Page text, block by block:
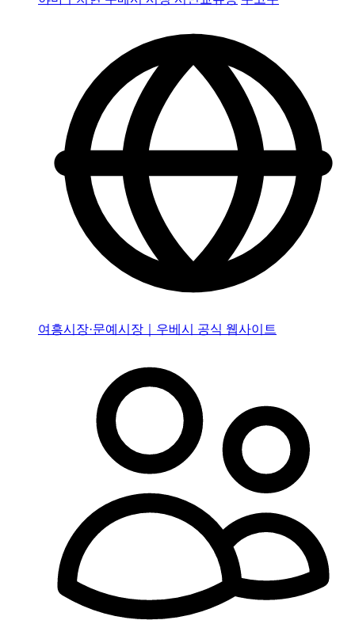
여흥시장·문예시장｜우베시 공식 웹사이트